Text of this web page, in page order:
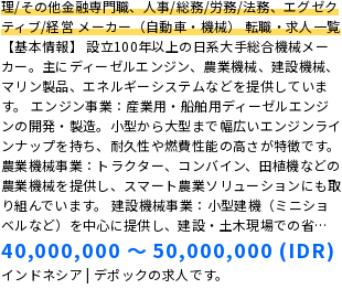
理/その他金融専門職、人事/総務/労務/法務、エグゼク
ティブ/経営 メーカー（自動車・機械） 転職・求人一覧
【基本情報】 設立100年以上の日系大手総合機械メー
カー。主にディーゼルエンジン、農業機械、建設機械、
マリン製品、エネルギーシステムなどを提供していま
す。 エンジン事業：産業用・船舶用ディーゼルエンジ
ンの開発・製造。小型から大型まで幅広いエンジンライ
ンナップを持ち、耐久性や燃費性能の高さが特徴です。
農業機械事業：トラクター、コンバイン、田植機などの
農業機械を提供し、スマート農業ソリューションにも取
り組んでいます。 建設機械事業：小型建機（ミニショ
ベルなど）を中心に提供し、建設・土木現場での省…
40,000,000 〜 50,000,000 (IDR)
インドネシア | デポックの求人です。